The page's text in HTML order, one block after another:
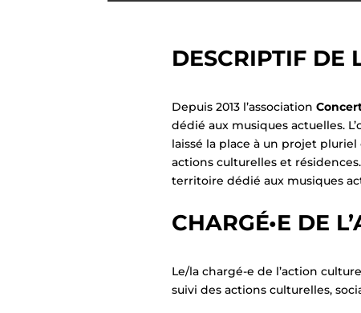
DESCRIPTIF DE
Depuis 2013 l’association
dédié aux musiques actuelles.
laissé la place à un projet
actions culturelles et
territoire dédié aux musiques
CHARGÉ•E DE
Le/la chargé-e de l’action
suivi des actions culturelles,